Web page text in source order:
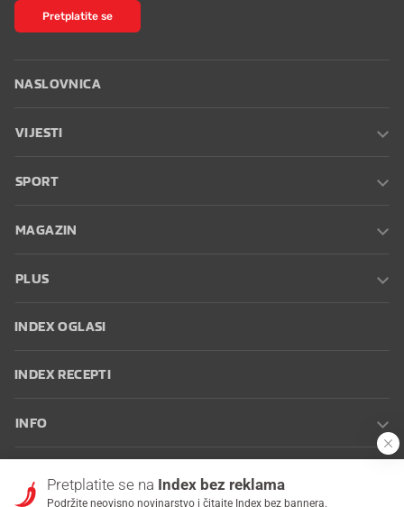
Pretplatite se
NASLOVNICA
VIJESTI
SPORT
MAGAZIN
PLUS
INDEX OGLASI
INDEX RECEPTI
INFO
korištenja
Postavke kolačića
Pretplatite se na Index bez reklama
Podržite neovisno novinarstvo i čitajte Index bez bannera.